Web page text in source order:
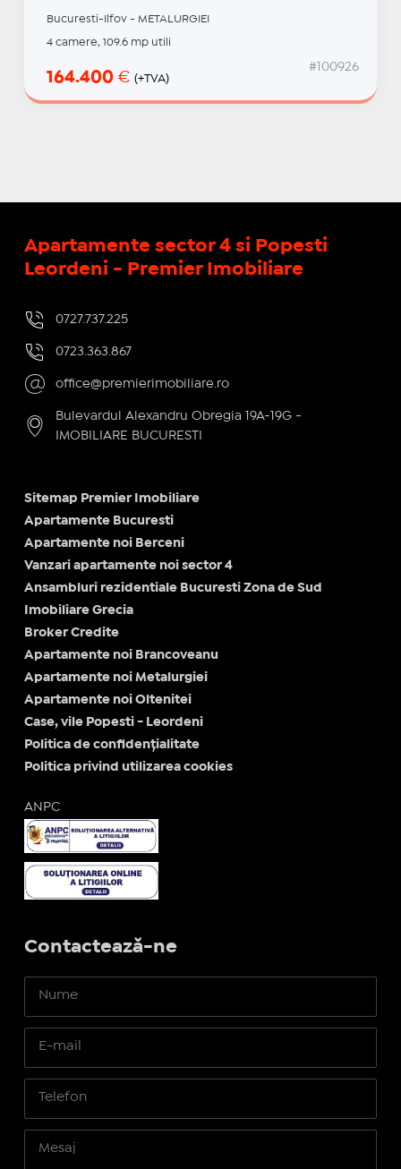
Bucuresti-Ilfov - METALURGIEI
4 camere, 109.6 mp utili
164.400 € (+TVA)
#100926
Apartamente sector 4 si Popesti
Leordeni - Premier Imobiliare
0727.737.225
0723.363.867
office@premierimobiliare.ro
Bulevardul Alexandru Obregia 19A-19G -
IMOBILIARE BUCURESTI
Sitemap Premier Imobiliare
Apartamente Bucuresti
Apartamente noi Berceni
Vanzari apartamente noi sector 4
Ansambluri rezidentiale Bucuresti Zona de Sud
Imobiliare Grecia
Broker Credite
Apartamente noi Brancoveanu
Apartamente noi Metalurgiei
Apartamente noi Oltenitei
Case, vile Popesti - Leordeni
Politica de confidențialitate
Politica privind utilizarea cookies
ANPC
Contactează-ne